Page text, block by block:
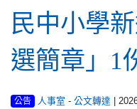
民中小學
選簡章」1
公告 人事室 - 公文轉達 |